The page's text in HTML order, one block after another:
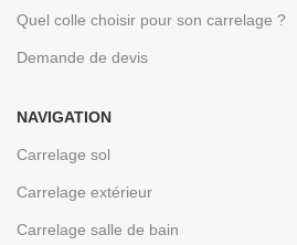
Quel colle choisir pour son carrelage ?
Demande de devis
NAVIGATION
Carrelage sol
Carrelage extérieur
Carrelage salle de bain